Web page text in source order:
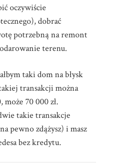
oczywiście
dobrać
potrzebną na remont
terenu.
taki dom na błysk
transakcji można
może 70 000 zł.
takie transakcje
pewno zdążysz) i masz
bez kredytu.